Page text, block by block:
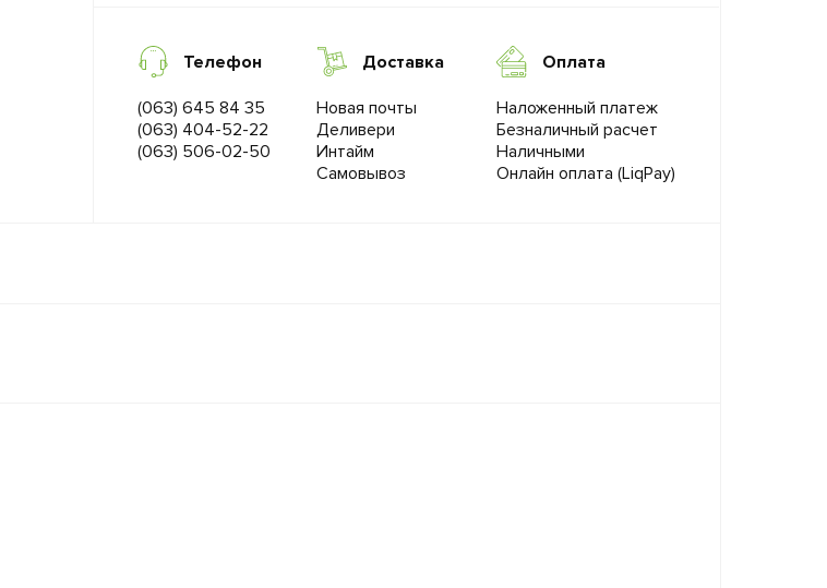
Телефон
(063) 645 84 35
(063) 404-52-22
(063) 506-02-50
Доставка
Новая почты
Деливери
Интайм
Самовывоз
Оплата
Наложенный платеж
Безналичный расчет
Наличными
Онлайн оплата (LiqPay)